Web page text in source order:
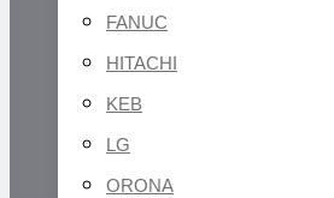
FANUC
HITACHI
KEB
LG
ORONA